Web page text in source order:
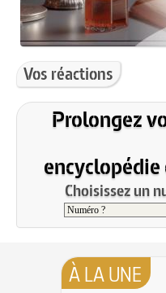
Vos réactions
Prolongez
encyclopédie
Choisissez un
À LA UNE